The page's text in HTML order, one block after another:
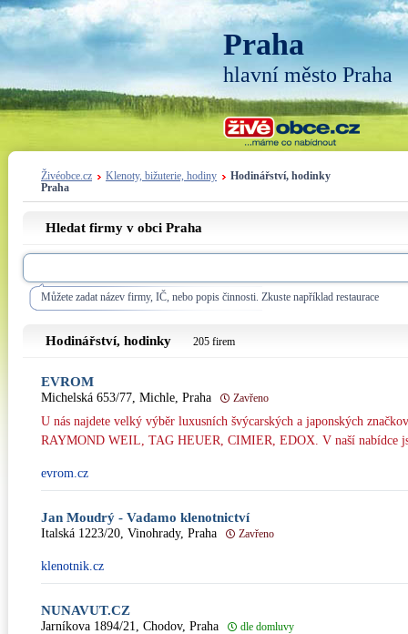
Praha
hlavní město Praha
Živéobce.cz Klenoty, bižuterie, hodiny
Hodinářství, hodinky
Praha
Hledat firmy v obci Praha
Můžete zadat název firmy, IČ, nebo popis činnosti. Zkuste například restaurace
Hodinářství, hodinky 205 firem
EVROM
Michelská 653/77, Michle, Praha Zavřeno
U nás najdete velký výběr luxusních švýcarských a japonských
RAYMOND WEIL, TAG HEUER, CIMIER, EDOX. V naší nabídce
evrom.cz
Jan Moudrý - Vadamo klenotnictví
Italská 1223/20, Vinohrady, Praha Zavřeno
klenotnik.cz
NUNAVUT.CZ
Jarníkova 1894/21, Chodov, Praha dle domluvy